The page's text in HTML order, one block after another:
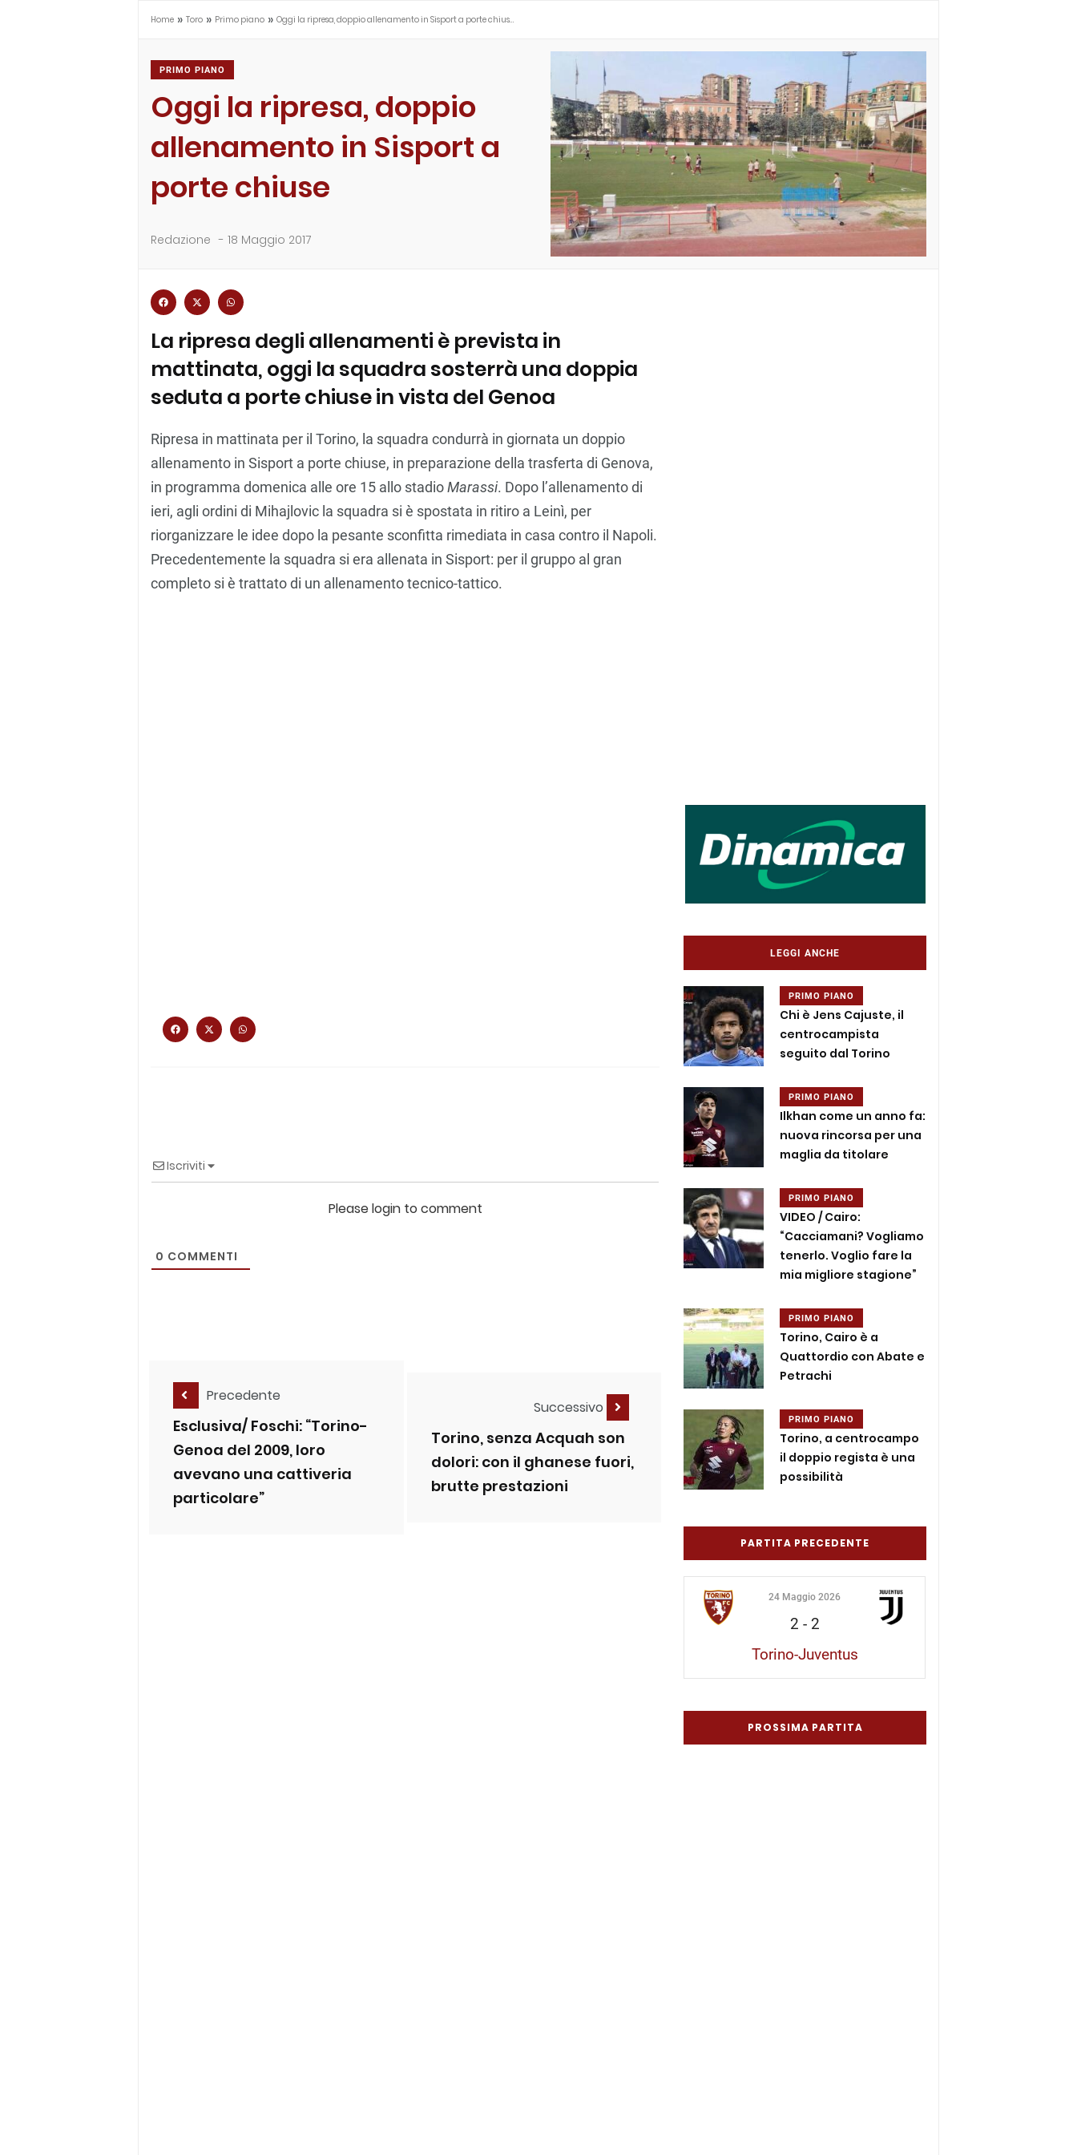
Home » Toro » Primo piano » Oggi la ripresa, doppio allenamento in Sisport a porte chius…
PRIMO PIANO
Oggi la ripresa, doppio
allenamento in Sisport a
porte chiuse
Redazione - 18 Maggio 2017
La ripresa degli allenamenti è prevista in
mattinata, oggi la squadra sosterrà una doppia
seduta a porte chiuse in vista del Genoa
Ripresa in mattinata per il Torino, la squadra condurrà in giornata un doppio
allenamento in Sisport a porte chiuse, in preparazione della trasferta di Genova,
in programma domenica alle ore 15 allo stadioMarassi. Dopo l’allenamento di
ieri, agli ordini di Mihajlovic la squadra si è spostata in ritiro a Leinì, per
riorganizzare le idee dopo la pesante sconfitta rimediata in casa contro il Napoli.
Precedentemente la squadra si era allenata in Sisport: per il gruppo al gran
completo si è trattato di un allenamento tecnico-tattico.
Iscriviti
Please login to comment
0 COMMENTI
Precedente
Esclusiva/ Foschi: “Torino-
Genoa del 2009, loro
avevano una cattiveria
particolare”
Successivo
Torino, senza Acquah son
dolori: con il ghanese fuori,
brutte prestazioni
LEGGI ANCHE
PRIMO PIANO
Chi è Jens Cajuste, il
centrocampista
seguito dal Torino
PRIMO PIANO
Ilkhan come un anno fa:
nuova rincorsa per una
maglia da titolare
PRIMO PIANO
VIDEO / Cairo:
“Cacciamani? Vogliamo
tenerlo. Voglio fare la
mia migliore stagione”
PRIMO PIANO
Torino, Cairo è a
Quattordio con Abate e
Petrachi
PRIMO PIANO
Torino, a centrocampo
il doppio regista è una
possibilità
PARTITA PRECEDENTE
24 Maggio 2026
2 - 2
Torino-Juventus
PROSSIMA PARTITA